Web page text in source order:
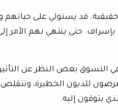
قد يستولي على
حتى ينتهي بهم الأمر
التسوق بغض النظر عن
للديون الخطيرة،
يتوقون إليه.